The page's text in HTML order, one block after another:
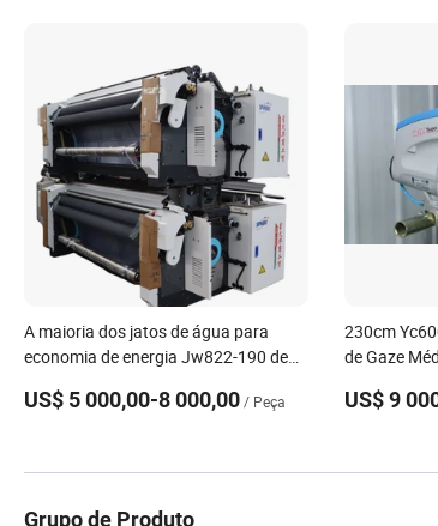
A maioria dos jatos de água para
economia de energia Jw822-190 de
US$ 5 000,00-8 000,00/ Peça
230cm
de Gaze
US$ 9
Grupo de Produto